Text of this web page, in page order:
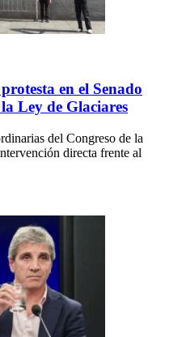
en el Senado
Ley de Glaciares
del Congreso de la
directa frente al